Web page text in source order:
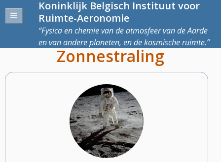
Koninklijk Belgisch Instituut voor
Ruimte-Aeronomie
Fysica en chemie van de atmosfeer van de Aarde
en van andere planeten, en de kosmische ruimte.
Zonnestraling